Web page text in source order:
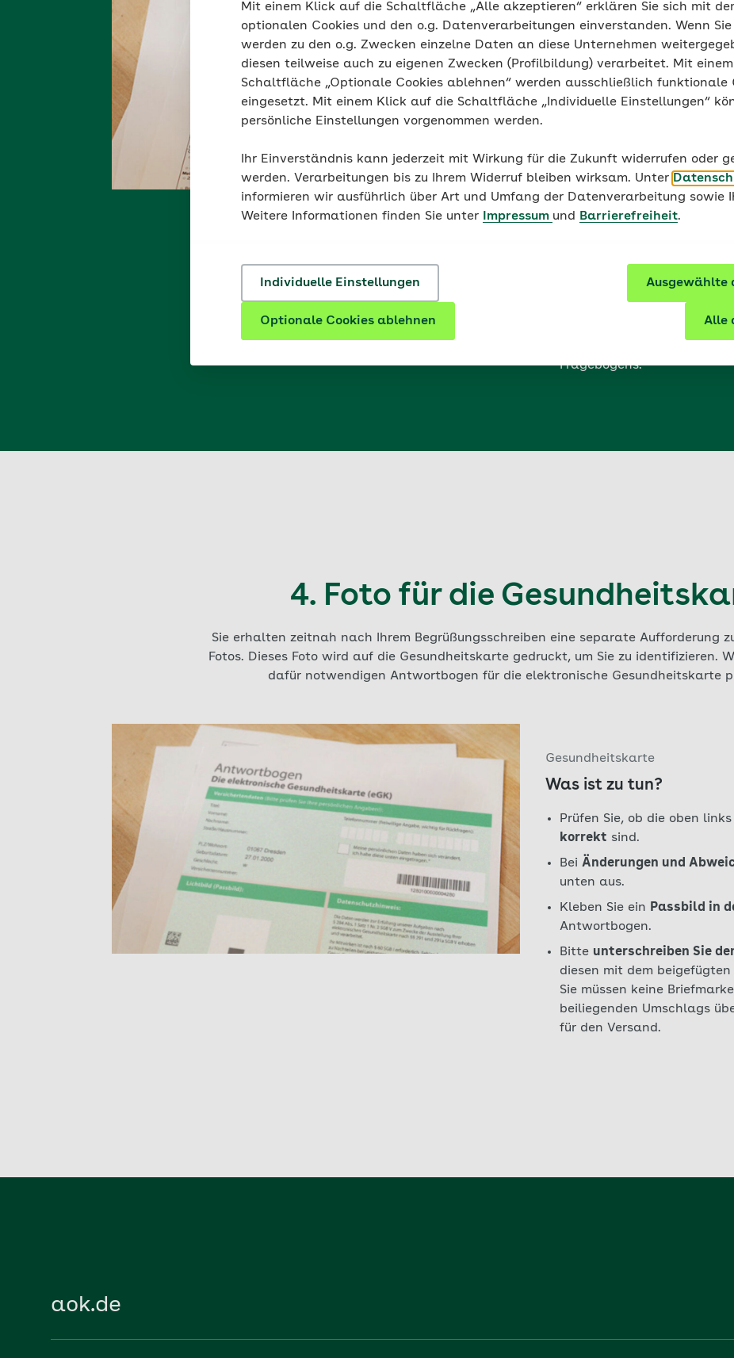
Mit einem Klick auf die Schaltfläche „Alle akzeptieren“ erklären Sie sich mit
optionalen Cookies und den o.g. Datenverarbeitungen einverstanden. Wenn
werden zu den o.g. Zwecken einzelne Daten an diese Unternehmen
diesen teilweise auch zu eigenen Zwecken (Profilbildung) verarbeitet. Mit
Schaltfläche „Optionale Cookies ablehnen“ werden ausschließlich funktionale
eingesetzt. Mit einem Klick auf die Schaltfläche „Individuelle Einstellungen“
persönliche Einstellungen vorgenommen werden.
Ihr Einverständnis kann jederzeit mit Wirkung für die Zukunft widerrufen oder
werden. Verarbeitungen bis zu Ihrem Widerruf bleiben wirksam. Unter
informieren wir ausführlich über Art und Umfang der Datenverarbeitung sowie
Weitere Informationen finden Sie unter
Impressum und Barrierefreiheit.
Individuelle Einstellungen Ausgewählte
Optionale Cookies ablehnen Alle
Was ist zu tun?
Füllen Sie alle Zeilen auf
Buchstaben
aus. Wir
Senden Sie uns eine Kopie
mitzuversichernden
Sofern Sie und Ihre
Nachnamen besitzen,
Geburtsurkunde oder der
dem beigefügten Umschlag
müssen keine Briefmarke
Umschlags übernimmt die
Fragebogens.
4. Foto für die
Sie erhalten zeitnah nach Ihrem Begrüßungsschreiben eine separate Aufforderung
Fotos. Dieses Foto wird auf die Gesundheitskarte gedruckt, um Sie zu identifizieren.
dafür notwendigen Antwortbogen für die elektronische Gesundheitskarte
Gesundheitskarte
Was ist zu tun?
Prüfen Sie, ob die oben
korrekt sind.
Bei Änderungen und
unten aus.
Kleben Sie ein Passbild in
Antwortbogen.
Bitte unterschreiben Sie
diesen mit dem beigefügten
Sie müssen keine
beiliegenden Umschlags
für den Versand.
aok.de